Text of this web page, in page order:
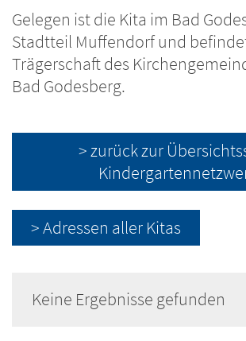
Gelegen ist die Kita im Bad
Stadtteil Muffendorf und
Trägerschaft des
Bad Godesberg.
> zurück zur
> Adressen aller Kitas
Keine Ergebnisse gefunden